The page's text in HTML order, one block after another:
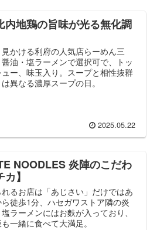
内地鶏の旨味が光る無化調
かける利府の人気店らーめん三
油・塩ラーメンで選択可で、トッ
ー、味玉入り。スープと相性抜群
異なる濃厚スープの日。
2025.05.22
NOODLES 炎陣のこだわ
】
るお店は「あじさい」だけではあ
徒歩1分、ハセガワストア隣の炎
ラーメンにはお麩が入っており、
一緒に食べて大満足。